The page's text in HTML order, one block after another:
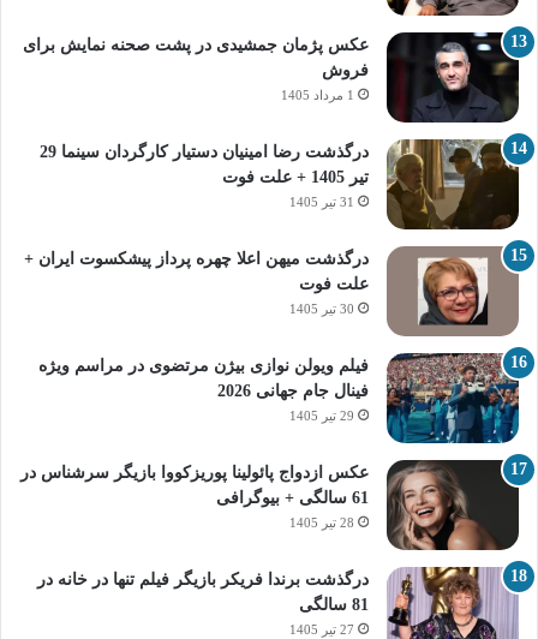
عکس پژمان جمشیدی در پشت صحنه نمایش برای
فروش
1 مرداد 1405
درگذشت رضا امینیان دستیار کارگردان سینما 29
تیر 1405 + علت فوت
31 تیر 1405
درگذشت میهن اعلا چهره پرداز پیشکسوت ایران +
علت فوت
30 تیر 1405
فیلم ویولن نوازی بیژن مرتضوی در مراسم ویژه
فینال جام جهانی 2026
29 تیر 1405
عکس ازدواج پائولینا پوریزکووا بازیگر سرشناس در
61 سالگی + بیوگرافی
28 تیر 1405
درگذشت برندا فریکر بازیگر فیلم تنها در خانه در
81 سالگی
27 تیر 1405